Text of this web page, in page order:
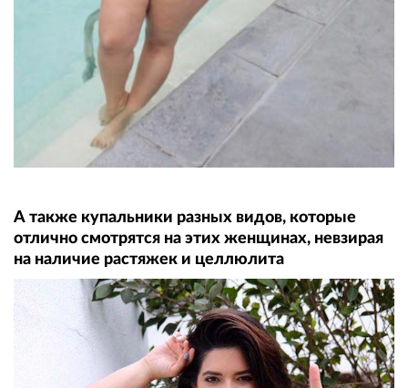
А также купальники разных видов, которые
отлично смотрятся на этих женщинах, невзирая
на наличие растяжек и целлюлита